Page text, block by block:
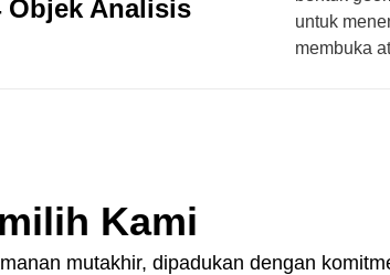
Objek Analisis
untuk
membuka
Kami
mutakhir, dipadukan dengan